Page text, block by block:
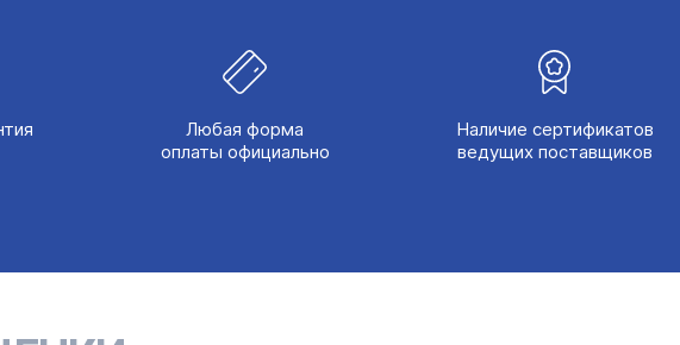
Любая форма
оплаты официально
Наличие сертификатов
ведущих поставщиков